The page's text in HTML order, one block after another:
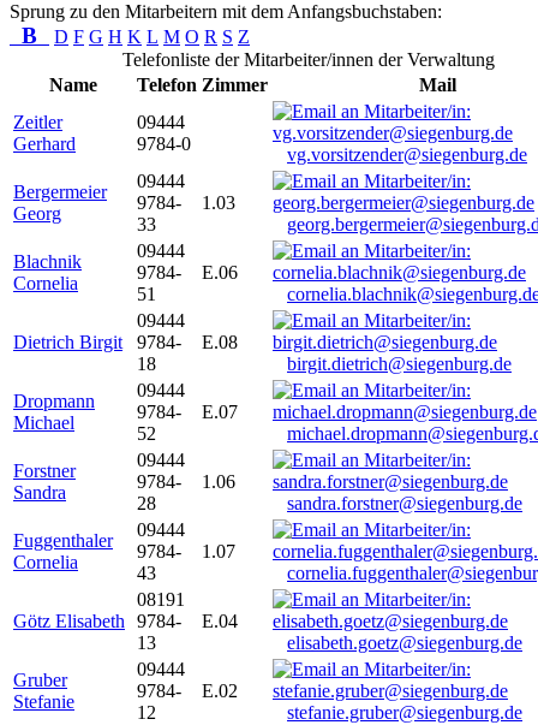
Sprung zu den Mitarbeitern mit dem Anfangsbuchstaben:
B D F G H K L M O R S Z
Telefonliste der Mitarbeiter/innen der Verwaltung
Name
Telefon Zimmer
Mail
Zeitler
Gerhard
09444
9784-0
vg.vorsitzender@siegenburg.de
Bergermeier
Georg
09444
9784-
33
1.03
Blachnik
Cornelia
09444
9784-
51
E.06
Dietrich Birgit
09444
9784-
18
E.08
birgit.dietrich@siegenburg.de
Dropmann
Michael
09444
9784-
52
E.07
Forstner
Sandra
09444
9784-
28
1.06
sandra.forstner@siegenburg.de
Fuggenthaler
Cornelia
09444
9784-
43
1.07
Götz Elisabeth
08191
9784-
13
E.04
elisabeth.goetz@siegenburg.de
Gruber
Stefanie
09444
9784-
12
E.02
stefanie.gruber@siegenburg.de